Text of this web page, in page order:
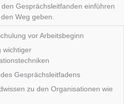
Gesprächsleitfanden einführen
Weg geben.
vor Arbeitsbeginn
wichtiger
Gesprächsleitfadens
zu den Organisationen wie